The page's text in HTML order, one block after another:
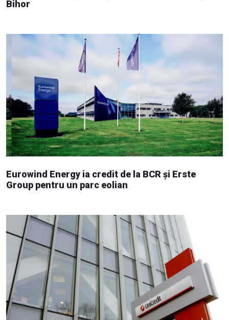
Bihor
Eurowind Energy ia credit de la BCR și Erste
Group pentru un parc eolian